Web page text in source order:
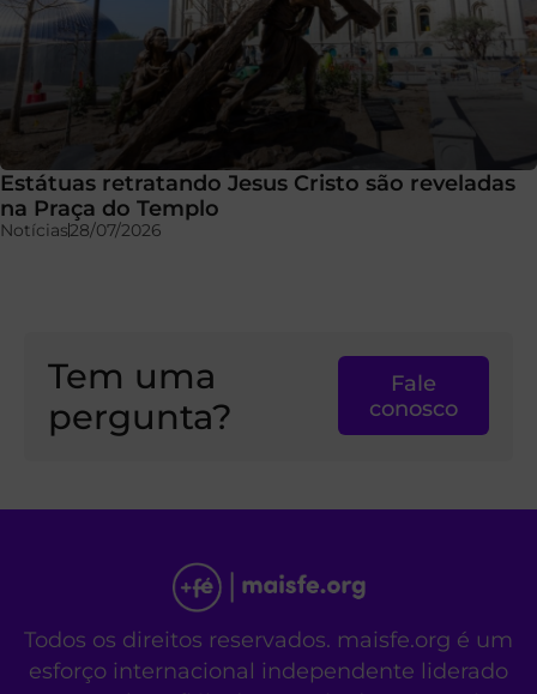
Estátuas retratando Jesus Cristo são reveladas
na Praça do Templo
Notícias28/07/2026
Tem uma
pergunta?
Fale
conosco
Todos os direitos reservados. maisfe.org é um
esforço internacional independente liderado